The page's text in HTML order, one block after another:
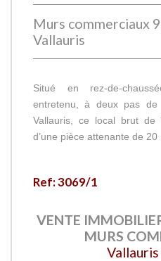
Murs commerciaux
Vallauris
Situé en rez-de-
entretenu, à deux pas
Vallauris, ce local brut de
d’une pièce attenante de 20
Ref: 3069/1
VENTE
MURS
Vallauris